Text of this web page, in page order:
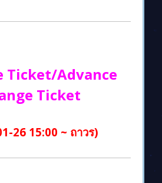
Ticket/Advance
Ticket
26 15:00 ~ ถาวร)